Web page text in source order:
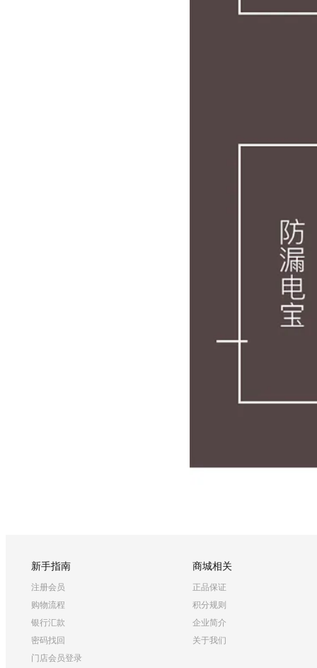
新手指南
注册会员
购物流程
银行汇款
密码找回
门店会员登录
商城相关
正品保证
积分规则
企业简介
关于我们